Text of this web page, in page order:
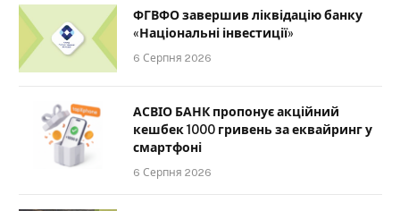
ФГВФО завершив ліквідацію банку
«Національні інвестиції»
6 Серпня 2026
АСВІО БАНК пропонує акційний
кешбек 1000 гривень за еквайринг у
смартфоні
6 Серпня 2026